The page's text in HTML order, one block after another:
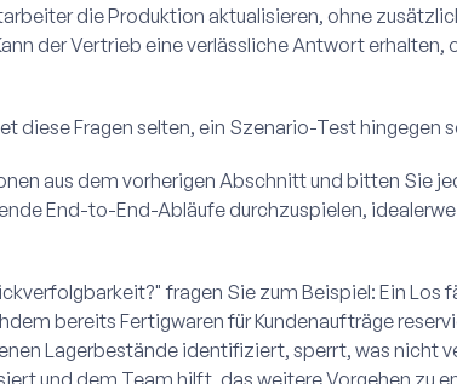
die Produktion aktualisieren, ohne
der Vertrieb eine verlässliche Antwort erhalten,
diese Fragen selten, ein Szenario-Test hingegen
aus dem vorherigen Abschnitt und bitten Sie
End-to-End-Abläufe durchzuspielen,
fragen Sie zum Beispiel: Ein Los
bereits Fertigwaren für Kundenaufträge
Lagerbestände identifiziert, sperrt, was nicht
und dem Team hilft, das weitere Vorgehen zu